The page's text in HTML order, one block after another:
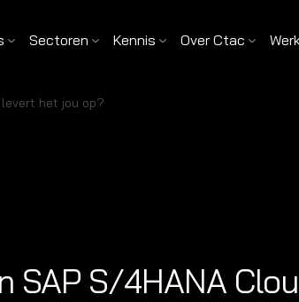
Sectoren Kennis Over Ctac
levert het jou op?
SAP S/4HANA